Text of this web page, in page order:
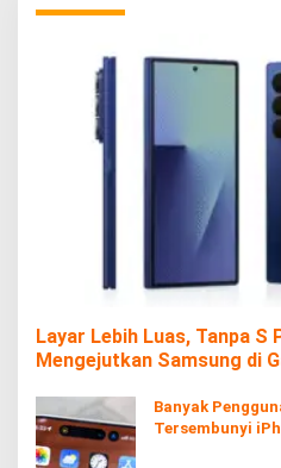
Layar Lebih Luas, Tanpa S
Mengejutkan Samsung di
Banyak
Tersembunyi